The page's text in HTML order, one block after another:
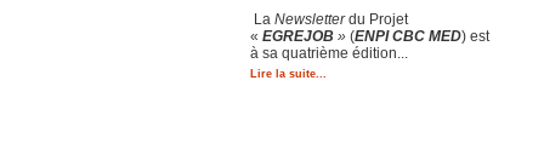
La Newsletterdu Projet
« EGREJOB » (ENPI CBC MED) est
à sa quatrième édition...
Lire la suite...